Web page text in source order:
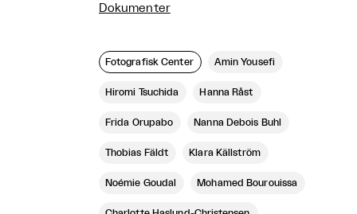
Dokumenter
Fotografisk Center Amin Yousefi
Hiromi Tsuchida Hanna Råst
Frida Orupabo Nanna Debois Buhl
Thobias Fäldt Klara Källström
Noémie Goudal Mohamed Bourouissa